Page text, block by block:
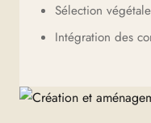
Sélection
Intégration des